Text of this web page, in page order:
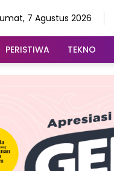
7 Agustus 2026
PERISTIWA TEKNO